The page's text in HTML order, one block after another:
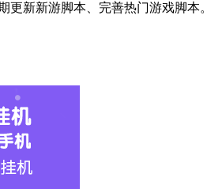
新新游脚本、完善热门游戏脚本。